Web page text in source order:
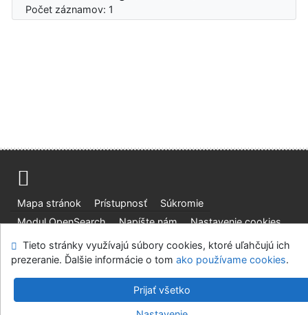
Počet záznamov: 1
Mapa stránok Prístupnosť
Súkromie
Modul OpenSearch
Napíšte nám Nastavenie cookies
Slovenská lesnícka a drevárska knižnica pri Technickej
v.4.8.63a-Cosmotron Slovakia, s.r.o.
Tieto stránky využívajú súbory cookies, ktoré uľahčujú ich
prezeranie. Ďalšie informácie o tom ako používame cookies.
Prijať všetko